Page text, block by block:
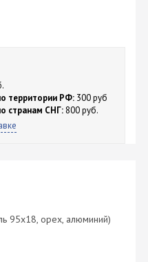
территории РФ: 300 руб
странам СНГ: 800 руб.
95x18, орех, алюминий)